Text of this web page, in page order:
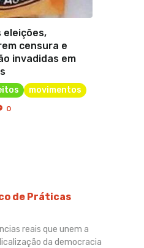
eleições,
censura e
invadidas em
movimentos
0
de Práticas
reais que unem a
da democracia